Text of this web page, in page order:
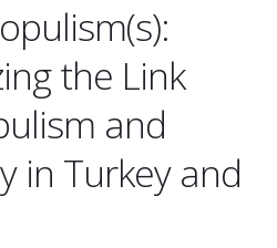
the Link
and
in Turkey and